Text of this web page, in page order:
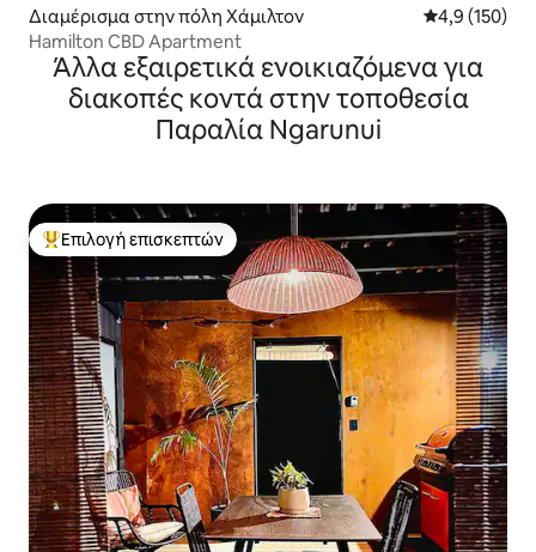
Διαμέρισμα στην πόλη Χάμιλτον Μέση
4,9 (150)
Hamilton CBD Apartment
Άλλα εξαιρετικά ενοικιαζόμενα για
διακοπές κοντά στην τοποθεσία
Παραλία Ngarunui
Κορυφαία επιλογή επισκεπτών
Επιλογή επισκεπτών